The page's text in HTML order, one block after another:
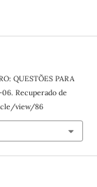
QUESTÕES PARA
Recuperado de
view/86